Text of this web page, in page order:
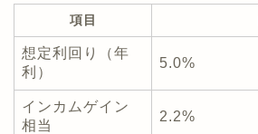
項目
想定利回り（年
利）
5.0%
インカムゲイン
相当
2.2%